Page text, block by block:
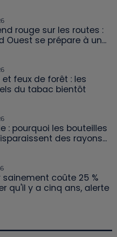
rouge sur les routes :
Ouest se prépare à un...
feux de forêt : les
du tabac bientôt
: pourquoi les bouteilles
des rayons...
sainement coûte 25 %
qu'il y a cinq ans, alerte